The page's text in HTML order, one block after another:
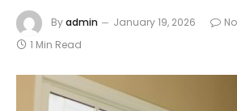
Byadmin January 19, 2026
1 Min Read